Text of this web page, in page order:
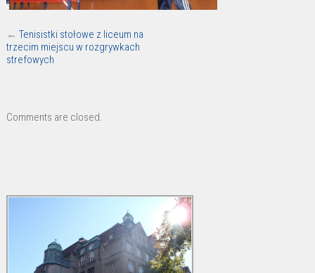
← Tenisistki stołowe z liceum na
trzecim miejscu w rozgrywkach
strefowych
Comments are closed.